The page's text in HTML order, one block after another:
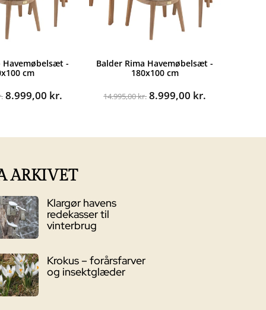
Havemøbelsæt -
cm
Den
8.999,00 kr.Den
Balder Rima Havemøbelsæt -
180x100 cm
14.995,00kr. Den
8.999,00 kr.
ARKIVET
Klargør havens
redekasser til
vinterbrug
Krokus – forårsfarver
og insektglæder